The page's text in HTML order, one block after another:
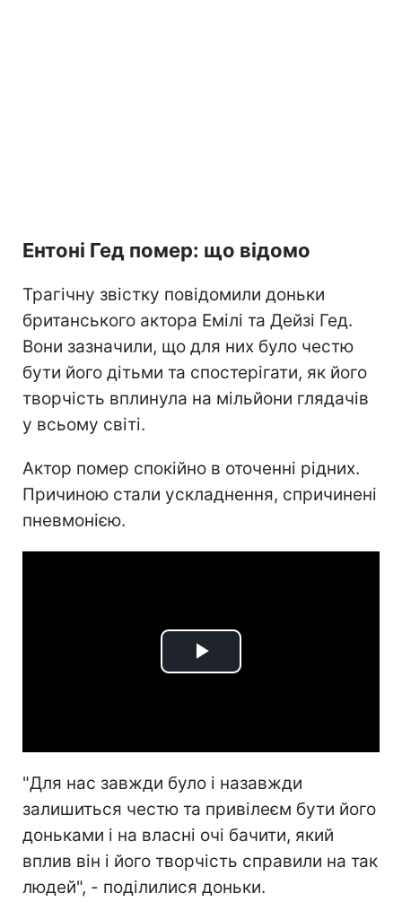
Ентоні Гед помер: що відомо
Трагічну звістку повідомили доньки
британського актора Емілі та Дейзі Гед.
Вони зазначили, що для них було честю
бути його дітьми та спостерігати, як його
творчість вплинула на мільйони глядачів
у всьому світі.
Актор помер спокійно в оточенні рідних.
Причиною стали ускладнення, спричинені
пневмонією.
Play
"Для нас завжди було і назавжди
залишиться честю та привілеєм бути його
доньками і на власні очі бачити, який
вплив він і його творчість справили на так
людей", - поділилися доньки.